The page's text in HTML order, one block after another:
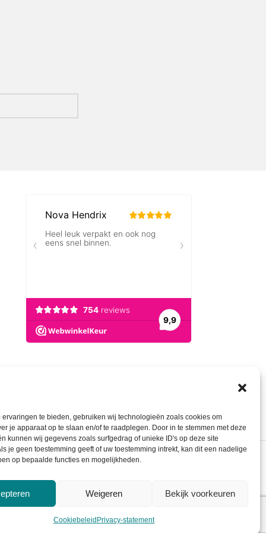
ervaringen te bieden, gebruiken wij technologieën zoals cookies om
je apparaat op te slaan en/of te raadplegen. Door in te stemmen met deze
kunnen wij gegevens zoals surfgedrag of unieke ID's op deze site
je geen toestemming geeft of uw toestemming intrekt, kan dit een nadelige
op bepaalde functies en mogelijkheden.
Weigeren Bekijk voorkeuren
Cookiebeleid Privacy-statement